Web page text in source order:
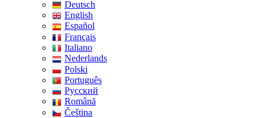
Deutsch
English
Español
Français
Italiano
Nederlands
Polski
Português
Pусский
Română
Čeština